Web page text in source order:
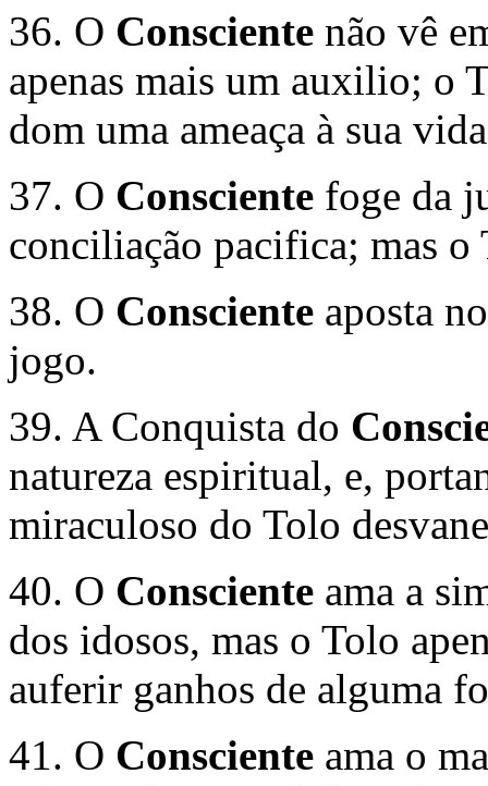
36. O Consciente não vê
apenas mais um auxilio; o
dom uma ameaça à sua
37. O Consciente foge da
conciliação pacifica; mas o
38. O Consciente aposta
jogo.
39. A Conquista do
natureza espiritual, e,
miraculoso do Tolo
40. O Consciente ama a
dos idosos, mas o Tolo
auferir ganhos de alguma
41. O Consciente ama o